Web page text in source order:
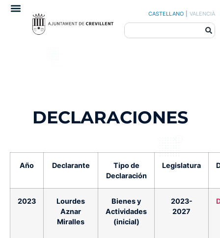
CASTELLANO VALENCIÀ
DECLARACIONES
Año Declarante
Tipo de
Declaración
Legislatura
2023
Lourdes
Aznar
Miralles
Bienes y
Actividades
(inicial)
2023-
2027